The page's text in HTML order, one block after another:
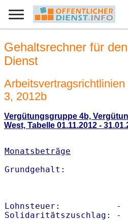
Gehaltsrechner für
Dienst
3, 2012b
Vergütungsgruppe 4b,
West, Tabelle 01.11.2012 -
Monatsbeträge
Lohnsteuer:           -
Solidaritätszuschlag: -